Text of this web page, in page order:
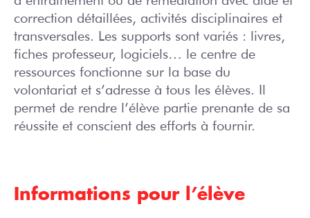
correction détaillées, activités disciplinaires et
transversales. Les supports sont variés : livres,
fiches professeur, logiciels… le centre de
ressources fonctionne sur la base du
volontariat et s’adresse à tous les élèves. Il
permet de rendre l’élève partie prenante de sa
réussite et conscient des efforts à fournir.
Informations pour l’élève